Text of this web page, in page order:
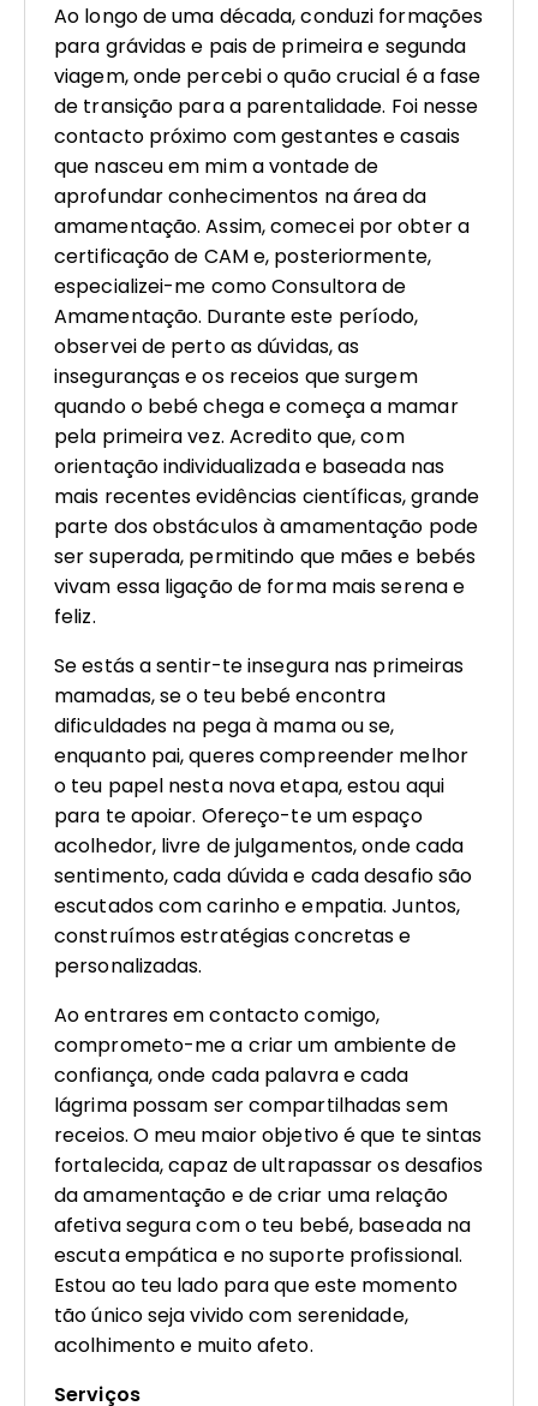
Ao longo de uma década, conduzi formações
para grávidas e pais de primeira e segunda
viagem, onde percebi o quão crucial é a fase
de transição para a parentalidade. Foi nesse
contacto próximo com gestantes e casais
que nasceu em mim a vontade de
aprofundar conhecimentos na área da
amamentação. Assim, comecei por obter a
certificação de CAM e, posteriormente,
especializei-me como Consultora de
Amamentação. Durante este período,
observei de perto as dúvidas, as
inseguranças e os receios que surgem
quando o bebé chega e começa a mamar
pela primeira vez. Acredito que, com
orientação individualizada e baseada nas
mais recentes evidências científicas, grande
parte dos obstáculos à amamentação pode
ser superada, permitindo que mães e bebés
vivam essa ligação de forma mais serena e
feliz.
Se estás a sentir-te insegura nas primeiras
mamadas, se o teu bebé encontra
dificuldades na pega à mama ou se,
enquanto pai, queres compreender melhor
o teu papel nesta nova etapa, estou aqui
para te apoiar. Ofereço-te um espaço
acolhedor, livre de julgamentos, onde cada
sentimento, cada dúvida e cada desafio são
escutados com carinho e empatia. Juntos,
construímos estratégias concretas e
personalizadas.
Ao entrares em contacto comigo,
comprometo-me a criar um ambiente de
confiança, onde cada palavra e cada
lágrima possam ser compartilhadas sem
receios. O meu maior objetivo é que te sintas
fortalecida, capaz de ultrapassar os desafios
da amamentação e de criar uma relação
afetiva segura com o teu bebé, baseada na
escuta empática e no suporte profissional.
Estou ao teu lado para que este momento
tão único seja vivido com serenidade,
acolhimento e muito afeto.
Serviços